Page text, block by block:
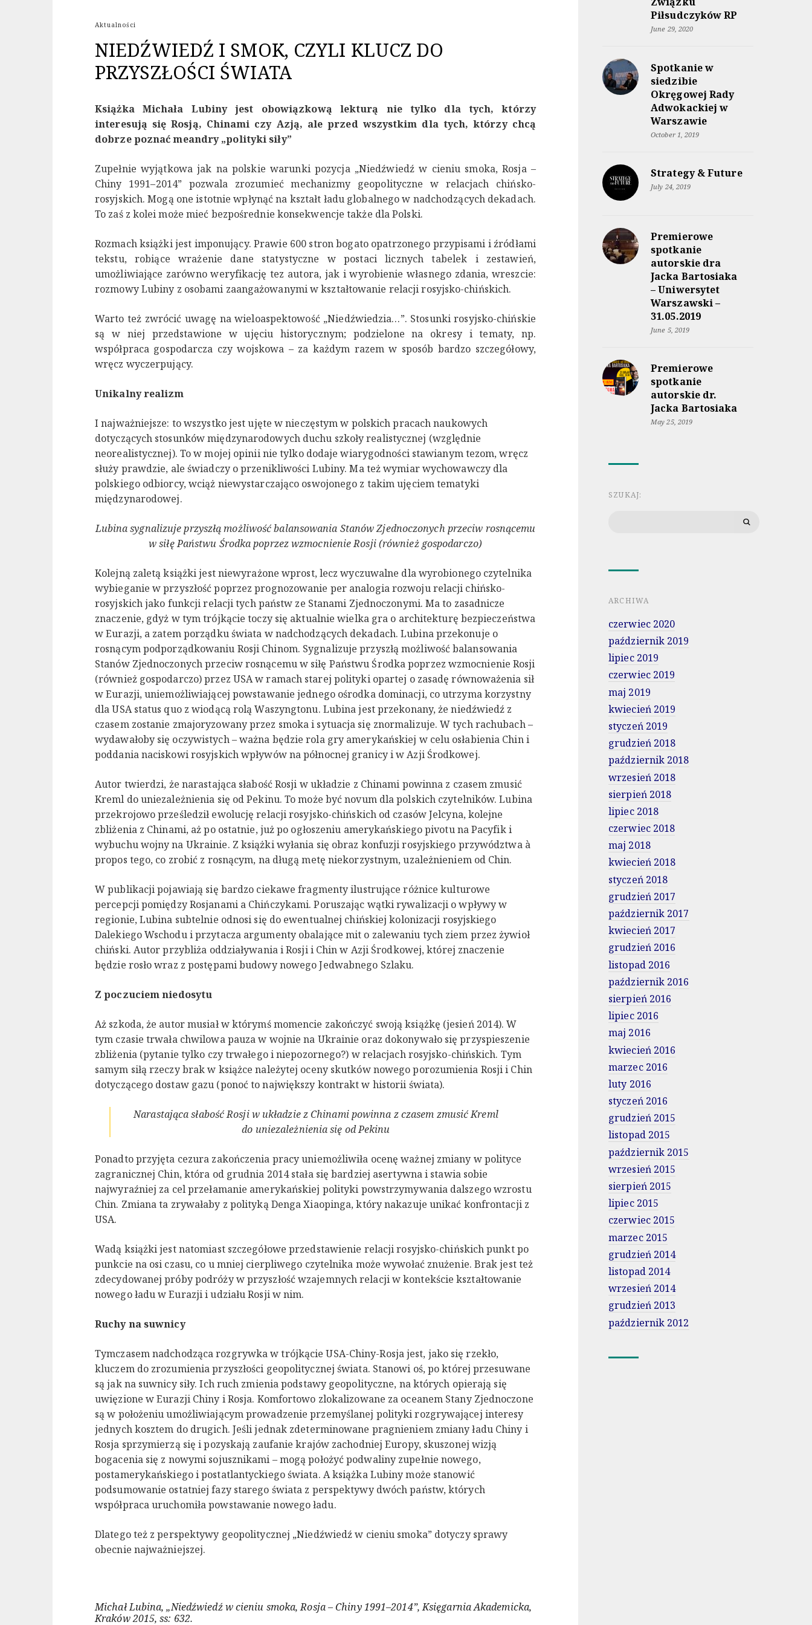
Aktualności
NIEDŹWIEDŹ I SMOK, CZYLI KLUCZ DO
PRZYSZŁOŚCI ŚWIATA
Książka Michała Lubiny jest obowiązkową lekturą nie tylko dla tych, którzy
interesują się Rosją, Chinami czy Azją, ale przed wszystkim dla tych, którzy chcą
dobrze poznać meandry „polityki siły”
Zupełnie wyjątkowa jak na polskie warunki pozycja „Niedźwiedź w cieniu smoka, Rosja –
Chiny 1991–2014” pozwala zrozumieć mechanizmy geopolityczne w relacjach chińsko-
rosyjskich. Mogą one istotnie wpłynąć na kształt ładu globalnego w nadchodzących dekadach.
To zaś z kolei może mieć bezpośrednie konsekwencje także dla Polski.
Rozmach książki jest imponujący. Prawie 600 stron bogato opatrzonego przypisami i źródłami
tekstu, robiące wrażenie dane statystyczne w postaci licznych tabelek i zestawień,
umożliwiające zarówno weryfikację tez autora, jak i wyrobienie własnego zdania, wreszcie:
rozmowy Lubiny z osobami zaangażowanymi w kształtowanie relacji rosyjsko-chińskich.
Warto też zwrócić uwagę na wieloaspektowość „Niedźwiedzia…”. Stosunki rosyjsko-chińskie
są w niej przedstawione w ujęciu historycznym; podzielone na okresy i tematy, np.
współpraca gospodarcza czy wojskowa – za każdym razem w sposób bardzo szczegółowy,
wręcz wyczerpujący.
Unikalny realizm
I najważniejsze: to wszystko jest ujęte w nieczęstym w polskich pracach naukowych
dotyczących stosunków międzynarodowych duchu szkoły realistycznej (względnie
neorealistycznej). To w mojej opinii nie tylko dodaje wiarygodności stawianym tezom, wręcz
służy prawdzie, ale świadczy o przenikliwości Lubiny. Ma też wymiar wychowawczy dla
polskiego odbiorcy, wciąż niewystarczająco oswojonego z takim ujęciem tematyki
międzynarodowej.
Lubina sygnalizuje przyszłą możliwość balansowania Stanów Zjednoczonych przeciw rosnącemu
w siłę Państwu Środka poprzez wzmocnienie Rosji (również gospodarczo)
Kolejną zaletą książki jest niewyrażone wprost, lecz wyczuwalne dla wyrobionego czytelnika
wybieganie w przyszłość poprzez prognozowanie per analogia rozwoju relacji chińsko-
rosyjskich jako funkcji relacji tych państw ze Stanami Zjednoczonymi. Ma to zasadnicze
znaczenie, gdyż w tym trójkącie toczy się aktualnie wielka gra o architekturę bezpieczeństwa
w Eurazji, a zatem porządku świata w nadchodzących dekadach. Lubina przekonuje o
rosnącym podporządkowaniu Rosji Chinom. Sygnalizuje przyszłą możliwość balansowania
Stanów Zjednoczonych przeciw rosnącemu w siłę Państwu Środka poprzez wzmocnienie Rosji
(również gospodarczo) przez USA w ramach starej polityki opartej o zasadę równoważenia sił
w Eurazji, uniemożliwiającej powstawanie jednego ośrodka dominacji, co utrzyma korzystny
dla USA status quo z wiodącą rolą Waszyngtonu. Lubina jest przekonany, że niedźwiedź z
czasem zostanie zmajoryzowany przez smoka i sytuacja się znormalizuje. W tych rachubach –
wydawałoby się oczywistych – ważna będzie rola gry amerykańskiej w celu osłabienia Chin i
poddania naciskowi rosyjskich wpływów na północnej granicy i w Azji Środkowej.
Autor twierdzi, że narastająca słabość Rosji w układzie z Chinami powinna z czasem zmusić
Kreml do uniezależnienia się od Pekinu. To może być novum dla polskich czytelników. Lubina
przekrojowo prześledził ewolucję relacji rosyjsko-chińskich od czasów Jelcyna, kolejne
zbliżenia z Chinami, aż po ostatnie, już po ogłoszeniu amerykańskiego pivotu na Pacyfik i
wybuchu wojny na Ukrainie. Z książki wyłania się obraz konfuzji rosyjskiego przywództwa à
propos tego, co zrobić z rosnącym, na długą metę niekorzystnym, uzależnieniem od Chin.
W publikacji pojawiają się bardzo ciekawe fragmenty ilustrujące różnice kulturowe
percepcji pomiędzy Rosjanami a Chińczykami. Poruszając wątki rywalizacji o wpływy w
regionie, Lubina subtelnie odnosi się do ewentualnej chińskiej kolonizacji rosyjskiego
Dalekiego Wschodu i przytacza argumenty obalające mit o zalewaniu tych ziem przez żywioł
chiński. Autor przybliża oddziaływania i Rosji i Chin w Azji Środkowej, której znaczenie
będzie rosło wraz z postępami budowy nowego Jedwabnego Szlaku.
Z poczuciem niedosytu
Aż szkoda, że autor musiał w którymś momencie zakończyć swoją książkę (jesień 2014). W
tym czasie trwała chwilowa pauza w wojnie na Ukrainie oraz dokonywało się przyspieszenie
zbliżenia (pytanie tylko czy trwałego i niepozornego?) w relacjach rosyjsko-chińskich. Tym
samym siłą rzeczy brak w książce należytej oceny skutków nowego porozumienia Rosji i Chin
dotyczącego dostaw gazu (ponoć to największy kontrakt w historii świata).
Narastająca słabość Rosji w układzie z Chinami powinna z czasem zmusić Kreml
do uniezależnienia się od Pekinu
Ponadto przyjęta cezura zakończenia pracy uniemożliwiła ocenę ważnej zmiany w polityce
zagranicznej Chin, która od grudnia 2014 stała się bardziej asertywna i stawia sobie
najwyraźniej za cel przełamanie amerykańskiej polityki powstrzymywania dalszego wzrostu
Chin. Zmiana ta zrywałaby z polityką Denga Xiaopinga, który nakazuje unikać konfrontacji z
USA.
Wadą książki jest natomiast szczegółowe przedstawienie relacji rosyjsko-chińskich punkt po
punkcie na osi czasu, co u mniej cierpliwego czytelnika może wywołać znużenie. Brak jest też
zdecydowanej próby podróży w przyszłość wzajemnych relacji w kontekście kształtowanie
nowego ładu w Eurazji i udziału Rosji w nim.
Ruchy na suwnicy
Tymczasem nadchodząca rozgrywka w trójkącie USA-Chiny-Rosja jest, jako się rzekło,
kluczem do zrozumienia przyszłości geopolitycznej świata. Stanowi oś, po której przesuwane
są jak na suwnicy siły. Ich ruch zmienia podstawy geopolityczne, na których opierają się
uwięzione w Eurazji Chiny i Rosja. Komfortowo zlokalizowane za oceanem Stany Zjednoczone
są w położeniu umożliwiającym prowadzenie przemyślanej polityki rozgrywającej interesy
jednych kosztem do drugich. Jeśli jednak zdeterminowane pragnieniem zmiany ładu Chiny i
Rosja sprzymierzą się i pozyskają zaufanie krajów zachodniej Europy, skuszonej wizją
bogacenia się z nowymi sojusznikami – mogą położyć podwaliny zupełnie nowego,
postamerykańskiego i postatlantyckiego świata. A książka Lubiny może stanowić
podsumowanie ostatniej fazy starego świata z perspektywy dwóch państw, których
współpraca uruchomiła powstawanie nowego ładu.
Dlatego też z perspektywy geopolitycznej „Niedźwiedź w cieniu smoka” dotyczy sprawy
obecnie najważniejszej.
Michał Lubina, „Niedźwiedź w cieniu smoka, Rosja – Chiny 1991–2014”, Księgarnia Akademicka,
Kraków 2015, ss: 632.
Piłsudczyków RP
June 29, 2020
Spotkanie w
siedzibie
Okręgowej Rady
Adwokackiej w
Warszawie
October 1, 2019
Strategy & Future
July 24, 2019
Premierowe
spotkanie
autorskie dra
Jacka Bartosiaka
– Uniwersytet
Warszawski –
31.05.2019
June 5, 2019
Premierowe
spotkanie
autorskie dr.
Jacka Bartosiaka
May 25, 2019
SZUKAJ:
ARCHIWA
czerwiec 2020
październik 2019
lipiec 2019
czerwiec 2019
maj 2019
kwiecień 2019
styczeń 2019
grudzień 2018
październik 2018
wrzesień 2018
sierpień 2018
lipiec 2018
czerwiec 2018
maj 2018
kwiecień 2018
styczeń 2018
grudzień 2017
październik 2017
kwiecień 2017
grudzień 2016
listopad 2016
październik 2016
sierpień 2016
lipiec 2016
maj 2016
kwiecień 2016
marzec 2016
luty 2016
styczeń 2016
grudzień 2015
listopad 2015
październik 2015
wrzesień 2015
sierpień 2015
lipiec 2015
czerwiec 2015
marzec 2015
grudzień 2014
listopad 2014
wrzesień 2014
grudzień 2013
październik 2012